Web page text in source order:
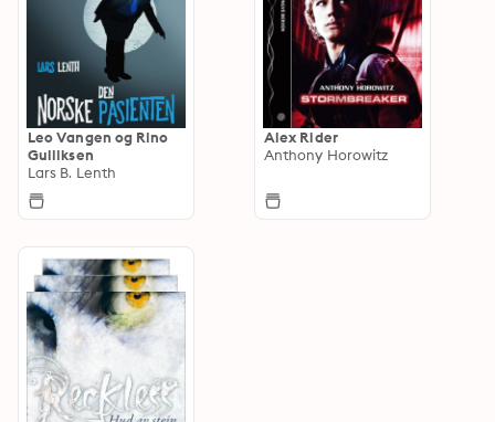
Leo Vangen og Rino
Gulliksen
Lars B. Lenth
Alex Rider
Anthony Horowitz